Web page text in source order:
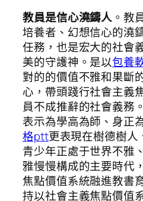
教員是信心澆鑄人 。教
培養者、幻想信心的澆
任務，也是宏大的社會
美的守護神。是以包養
對的的價值不雅和果斷
心，帶頭踐行社會主義
員不成推辭的社會義務
表示為學高為師、身正
格ptt更表現在樹德樹人
青少年正處于世界不雅
雅慢慢構成的主要時代
焦點價值系統融進教書
持以社會主義焦點價值